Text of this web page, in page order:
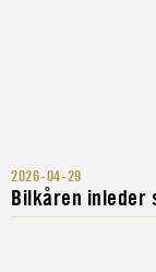
2026-04-29
Bilkåren inleder